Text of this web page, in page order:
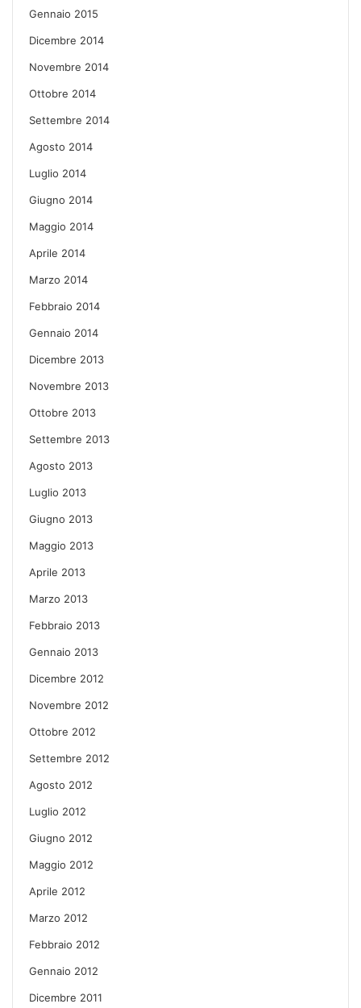
Gennaio 2015
Dicembre 2014
Novembre 2014
Ottobre 2014
Settembre 2014
Agosto 2014
Luglio 2014
Giugno 2014
Maggio 2014
Aprile 2014
Marzo 2014
Febbraio 2014
Gennaio 2014
Dicembre 2013
Novembre 2013
Ottobre 2013
Settembre 2013
Agosto 2013
Luglio 2013
Giugno 2013
Maggio 2013
Aprile 2013
Marzo 2013
Febbraio 2013
Gennaio 2013
Dicembre 2012
Novembre 2012
Ottobre 2012
Settembre 2012
Agosto 2012
Luglio 2012
Giugno 2012
Maggio 2012
Aprile 2012
Marzo 2012
Febbraio 2012
Gennaio 2012
Dicembre 2011